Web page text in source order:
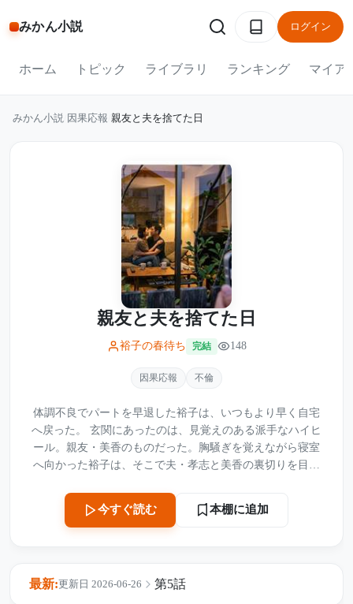
みかん小説 ログイン
ホーム トピック ライブラリ ランキング マイア
みかん小説 因果応報 親友と夫を捨てた日
親友と夫を捨てた日
裕子の春待ち 完結 148
因果応報 不倫
体調不良でパートを早退した裕子は、いつもより早く自宅
へ戻った。 玄関にあったのは、見覚えのある派手なハイヒ
ール。親友・美香のものだった。胸騒ぎを覚えながら寝室
へ向かった裕子は、そこで夫・孝志と美香の裏切りを目撃
なかった。 「裕子なんて何も気づかない」 「無料で働いて
くれる家政婦みたいなもの」 夫と親友が自分を笑い者にし
ていた事実を知った裕子は、泣き崩れる代わりにスマホを
る。 夫、親友、義母までもが裕子を追い出そうとする中、
今すぐ読む 本棚に追加
最新: 第5話
更新日 2026-06-26